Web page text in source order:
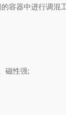
容器中进行调混
磁性强;